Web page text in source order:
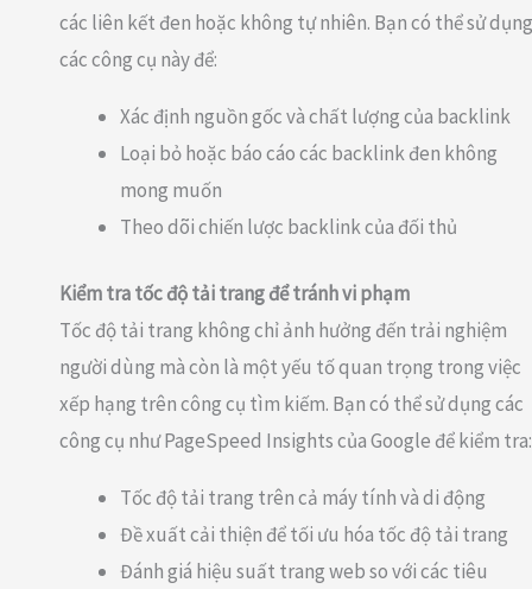
các liên kết đen hoặc không tự nhiên. Bạn có thể sử dụng
các công cụ này để:
Xác định nguồn gốc và chất lượng của backlink
Loại bỏ hoặc báo cáo các backlink đen không
mong muốn
Theo dõi chiến lược backlink của đối thủ
Kiểm tra tốc độ tải trang để tránh vi phạm
Tốc độ tải trang không chỉ ảnh hưởng đến trải nghiệm
người dùng mà còn là một yếu tố quan trọng trong việc
xếp hạng trên công cụ tìm kiếm. Bạn có thể sử dụng các
công cụ như PageSpeed Insights của Google để kiểm tra:
Tốc độ tải trang trên cả máy tính và di động
Đề xuất cải thiện để tối ưu hóa tốc độ tải trang
Đánh giá hiệu suất trang web so với các tiêu